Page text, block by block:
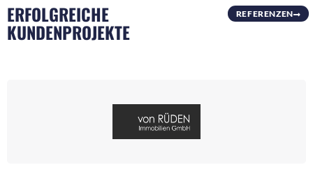
ERFOLGREICHE
KUNDENPROJEKTE
REFERENZEN